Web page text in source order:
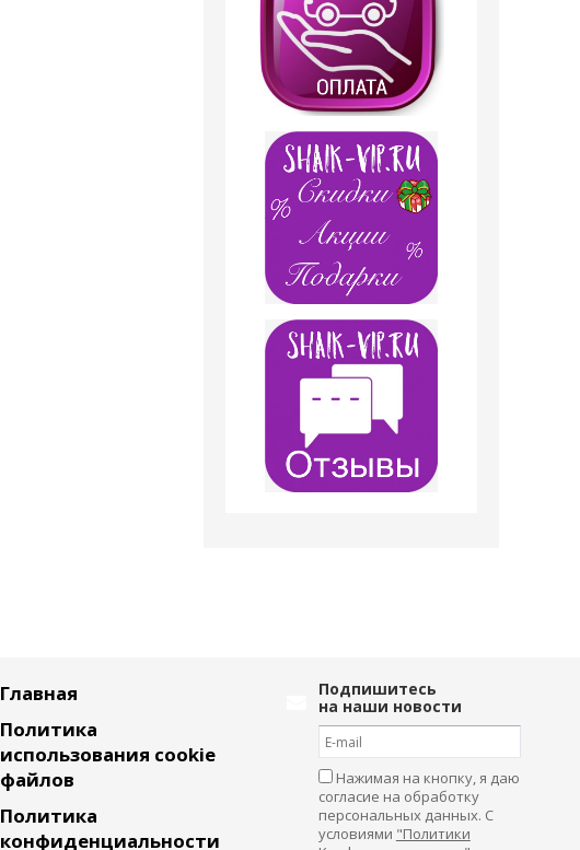
Главная
Политика
использования cookie
файлов
Политика
конфиденциальности
Подпишитесь
на наши новости
Нажимая на кнопку, я даю
согласие на обработку
персональных данных. С
условиями "Политики